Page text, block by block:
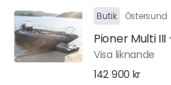
Butik Östersund
Pioner Multi
Visa liknande
142 900 kr